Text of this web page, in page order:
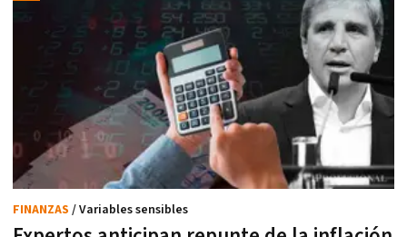
FINANZAS / Variables sensibles